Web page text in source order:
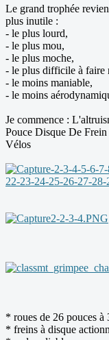
Le grand trophée
plus inutile :
- le plus lourd,
- le plus mou,
- le plus moche,
- le plus difficile à faire
- le moins maniable,
- le moins
Je commence :
Pouce Disque De
Vélos
* roues de 26 pouces à
* freins à disque